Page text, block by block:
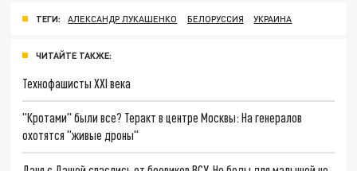
ТЕГИ: АЛЕКСАНДР ЛУКАШЕНКО БЕЛОРУССИЯ УКРАИНА
ЧИТАЙТЕ ТАКЖЕ:
Технофашисты XXI века
"Кротами" были все? Теракт в центре Москвы: На генералов
охотятся "живые дроны"